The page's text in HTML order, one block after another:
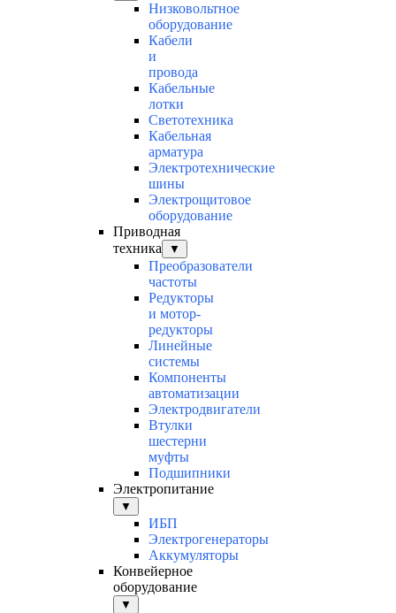
Низковольтное
оборудование
Кабели
и
провода
Кабельные
лотки
Светотехника
Кабельная
арматура
Электротехнические
шины
Электрощитовое
оборудование
Приводная
техника
▼
Преобразователи
частоты
Редукторы
и мотор-
редукторы
Линейные
системы
Компоненты
автоматизации
Электродвигатели
Втулки
шестерни
муфты
Подшипники
Электропитание
▼
ИБП
Электрогенераторы
Аккумуляторы
Конвейерное
оборудование
▼